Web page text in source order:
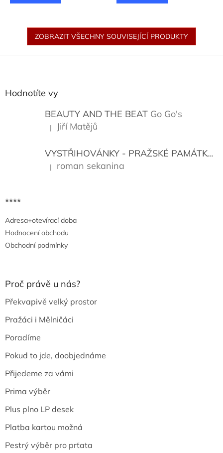
ZOBRAZIT VŠECHNY SOUVISEJÍCÍ PRODUKTY
Hodnotíte vy
BEAUTY AND THE BEAT Go Go's
Hodnocení produktu je 5 z 5 hvězdiček.
| Jiří Matějů
VYSTŘIHOVÁNKY - PRAŽSKÉ PAMÁTKY
Hodnocení produktu je 5 z 5 hvězdiček.
| roman sekanina
****
Adresa+otevírací doba
Hodnocení obchodu
Obchodní podmínky
Proč právě u nás?
Překvapivě velký prostor
Pražáci i Mělničáci
Poradíme
Pokud to jde, doobjednáme
Přijedeme za vámi
Prima výběr
Plus plno LP desek
Platba kartou možná
Pestrý výběr pro prťata